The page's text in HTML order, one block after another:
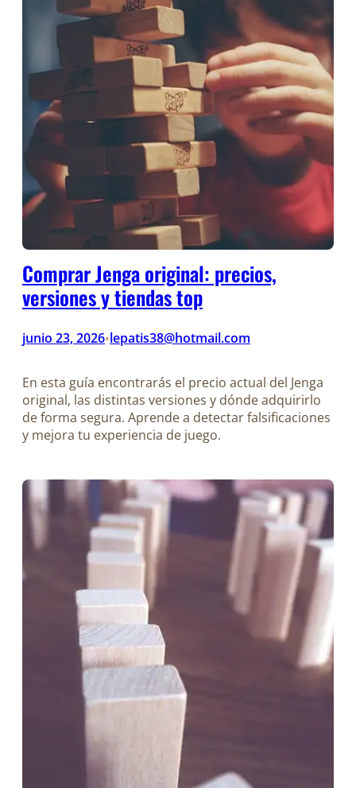
Comprar Jenga original: precios,
versiones y tiendas top
junio 23, 2026•lepatis38@hotmail.com
En esta guía encontrarás el precio actual del Jenga
original, las distintas versiones y dónde adquirirlo
de forma segura. Aprende a detectar falsificaciones
y mejora tu experiencia de juego.